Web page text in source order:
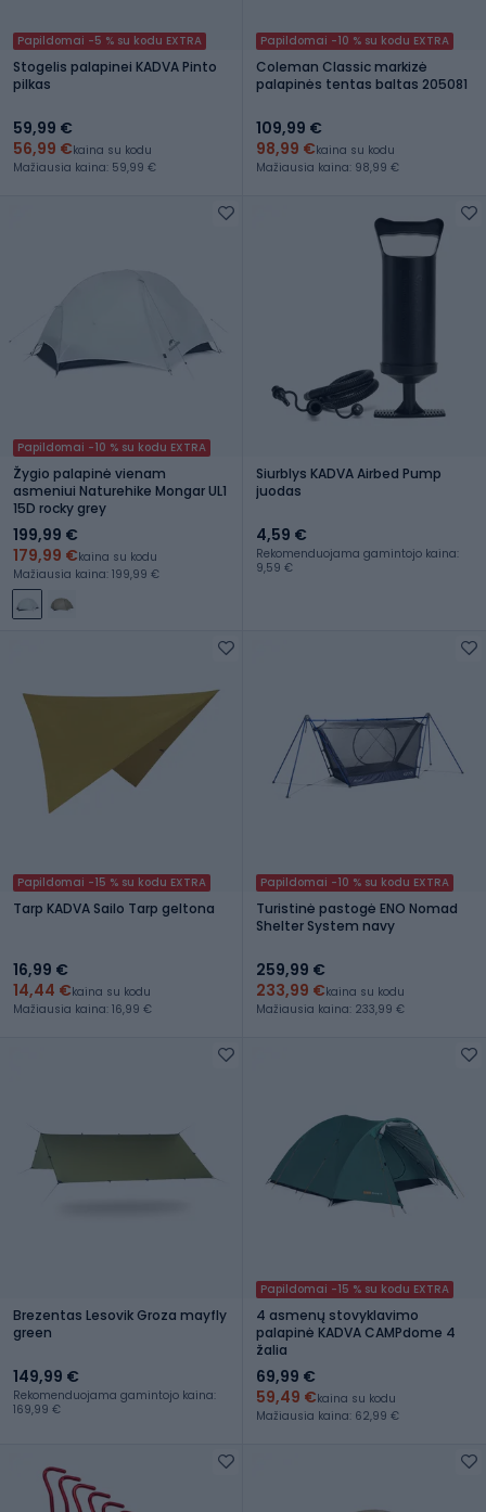
Papildomai -5 % su kodu EXTRA
Stogelis palapinei KADVA Pinto
pilkas
59,99 €
56,99 €kaina su kodu
Mažiausia kaina: 59,99 €
Papildomai -10 % su kodu EXTRA
Coleman Classic markizė
palapinės tentas baltas 205081
109,99 €
98,99 €kaina su kodu
Mažiausia kaina: 98,99 €
Papildomai -10 % su kodu EXTRA
Žygio palapinė vienam
asmeniui Naturehike Mongar UL1
15D rocky grey
199,99 €
179,99 €kaina su kodu
Mažiausia kaina: 199,99 €
Siurblys KADVA Airbed Pump
juodas
4,59 €
Rekomenduojama gamintojo kaina:
9,59 €
Papildomai -15 % su kodu EXTRA
Tarp KADVA Sailo Tarp geltona
16,99 €
14,44 €kaina su kodu
Mažiausia kaina: 16,99 €
Papildomai -10 % su kodu EXTRA
Turistinė pastogė ENO Nomad
Shelter System navy
259,99 €
233,99 €kaina su kodu
Mažiausia kaina: 233,99 €
Brezentas Lesovik Groza mayfly
green
149,99 €
Rekomenduojama gamintojo kaina:
169,99 €
Papildomai -15 % su kodu EXTRA
4 asmenų stovyklavimo
palapinė KADVA CAMPdome 4
žalia
69,99 €
59,49 €kaina su kodu
Mažiausia kaina: 62,99 €